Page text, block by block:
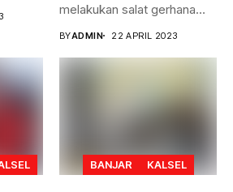
melakukan salat gerhana
BYADMIN 22 APRIL 2023
BANJAR KALSEL